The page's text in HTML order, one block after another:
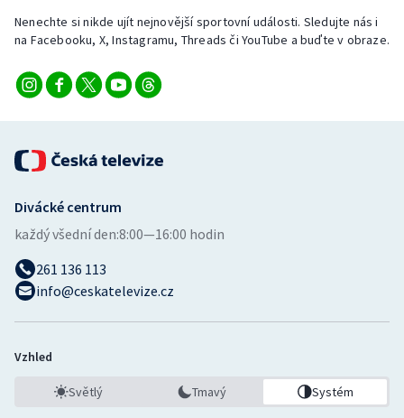
Nenechte si nikde ujít nejnovější sportovní události. Sledujte nás i
na Facebooku, X, Instagramu, Threads či YouTube a buďte v obraze.
Divácké centrum
každý všední den:8:00—16:00 hodin
261 136 113
info@ceskatelevize.cz
Vzhled
Světlý Tmavý Systém